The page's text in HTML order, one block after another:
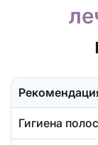
Гигиена